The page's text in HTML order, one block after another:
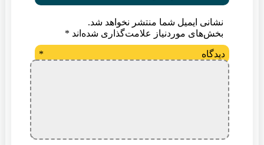
نشانی ایمیل شما منتشر نخواهد شد.
بخش‌های موردنیاز علامت‌گذاری شده‌اند *
دیدگاه *